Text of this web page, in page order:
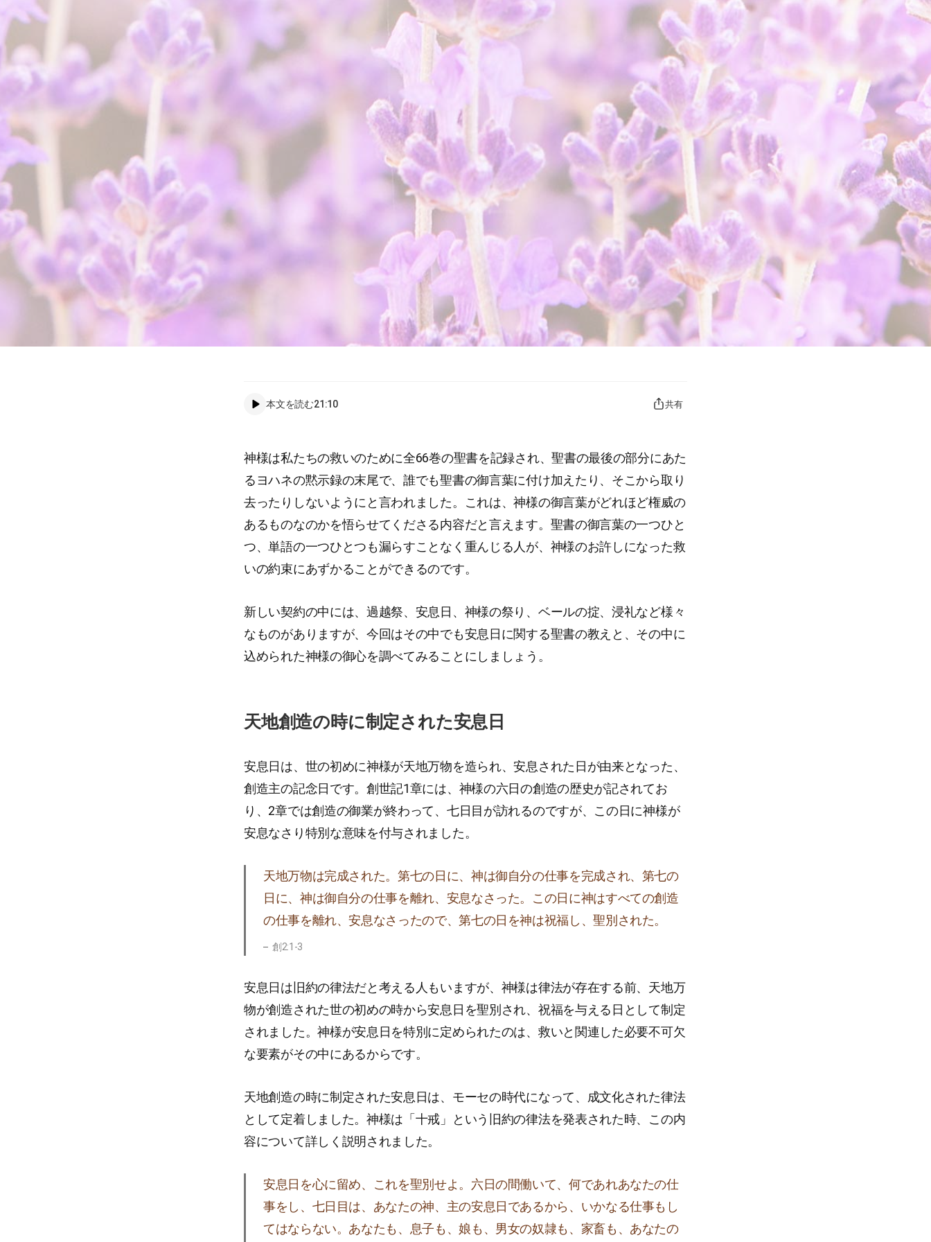
本文を読む21:10 共有
神様は私たちの救いのために全66巻の聖書を記録され、聖書の最後の部分にあた
るヨハネの黙示録の末尾で、誰でも聖書の御言葉に付け加えたり、そこから取り
去ったりしないようにと言われました。これは、神様の御言葉がどれほど権威の
あるものなのかを悟らせてくださる内容だと言えます。聖書の御言葉の一つひと
つ、単語の一つひとつも漏らすことなく重んじる人が、神様のお許しになった救
いの約束にあずかることができるのです。
新しい契約の中には、過越祭、安息日、神様の祭り、ベールの掟、浸礼など様々
なものがありますが、今回はその中でも安息日に関する聖書の教えと、その中に
込められた神様の御心を調べてみることにしましょう。
天地創造の時に制定された安息日
安息日は、世の初めに神様が天地万物を造られ、安息された日が由来となった、
創造主の記念日です。創世記1章には、神様の六日の創造の歴史が記されてお
り、2章では創造の御業が終わって、七日目が訪れるのですが、この日に神様が
安息なさり特別な意味を付与されました。
天地万物は完成された。第七の日に、神は御自分の仕事を完成され、第七の
日に、神は御自分の仕事を離れ、安息なさった。この日に神はすべての創造
の仕事を離れ、安息なさったので、第七の日を神は祝福し、聖別された。
創2:1-3
安息日は旧約の律法だと考える人もいますが、神様は律法が存在する前、天地万
物が創造された世の初めの時から安息日を聖別され、祝福を与える日として制定
されました。神様が安息日を特別に定められたのは、救いと関連した必要不可欠
な要素がその中にあるからです。
天地創造の時に制定された安息日は、モーセの時代になって、成文化された律法
として定着しました。神様は「十戒」という旧約の律法を発表された時、この内
容について詳しく説明されました。
安息日を心に留め、これを聖別せよ。六日の間働いて、何であれあなたの仕
事をし、七日目は、あなたの神、主の安息日であるから、いかなる仕事もし
てはならない。あなたも、息子も、娘も、男女の奴隷も、家畜も、あなたの